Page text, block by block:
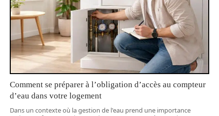
Comment se préparer à l’obligation d’accès au compteur
d’eau dans votre logement
Dans un contexte où la gestion de l'eau prend une importance